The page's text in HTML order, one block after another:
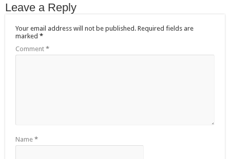
Leave a Reply
Your email address will not be published. Required fields are
marked *
Comment *
Name *